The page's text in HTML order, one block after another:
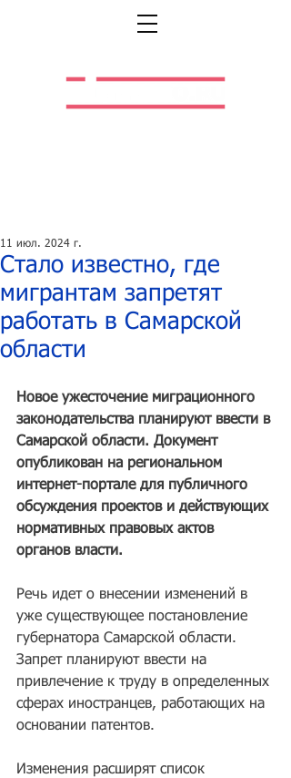
Стало известно, где
мигрантам запретят
работать в Самарской
области
11 июл. 2024 г.
Новое ужесточение миграционного
законодательства планируют ввести в
Самарской области. Документ
опубликован на региональном
интернет-портале для публичного
обсуждения проектов и действующих
нормативных правовых актов
органов власти.
Речь идет о внесении изменений в
уже существующее постановление
губернатора Самарской области.
Запрет планируют ввести на
привлечение к труду в определенных
сферах иностранцев, работающих на
основании патентов.
Изменения расширят список